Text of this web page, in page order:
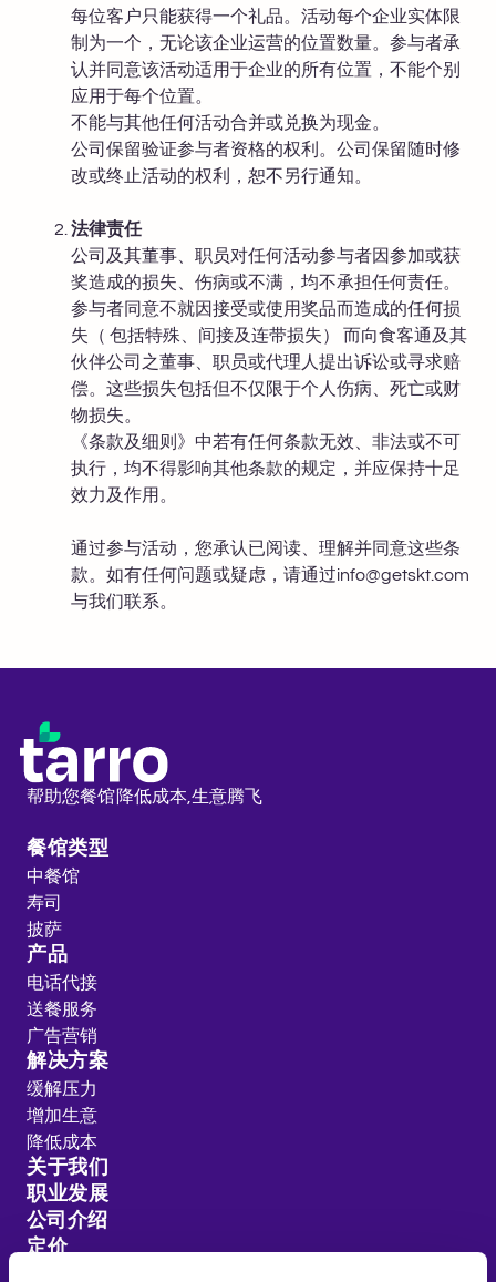
每位客户只能获得一个礼品。活动每个企业实体限
制为一个，无论该企业运营的位置数量。参与者承
认并同意该活动适用于企业的所有位置，不能个别
应用于每个位置。
不能与其他任何活动合并或兑换为现金。
公司保留验证参与者资格的权利。公司保留随时修
改或终止活动的权利，恕不另行通知。
法律责任
公司及其董事、职员对任何活动参与者因参加或获
奖造成的损失、伤病或不满，均不承担任何责任。
参与者同意不就因接受或使用奖品而造成的任何损
失（ 包括特殊、间接及连带损失） 而向食客通及其
伙伴公司之董事、职员或代理人提出诉讼或寻求赔
偿。这些损失包括但不仅限于个人伤病、死亡或财
物损失。
《条款及细则》中若有任何条款无效、非法或不可
执行，均不得影响其他条款的规定，并应保持十足
效力及作用。
通过参与活动，您承认已阅读、理解并同意这些条
款。如有任何问题或疑虑，请通过info@getskt.com
与我们联系。
帮助您餐馆降低成本,生意腾飞
餐馆类型
中餐馆
寿司
披萨
产品
电话代接
送餐服务
广告营销
解决方案
缓解压力
增加生意
降低成本
关于我们
职业发展
公司介绍
定价